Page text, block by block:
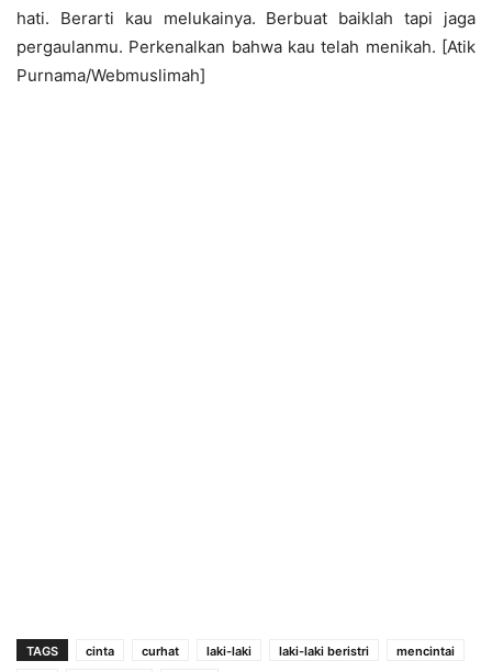
hati. Berarti kau melukainya. Berbuat baiklah tapi jaga
pergaulanmu. Perkenalkan bahwa kau telah menikah. [Atik
Purnama/Webmuslimah]
TAGS cinta curhat laki-laki laki-laki beristri
mencintai